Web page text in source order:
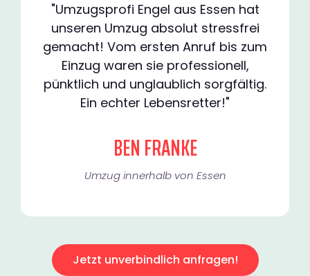
"Umzugsprofi Engel aus Essen hat
unseren Umzug absolut stressfrei
gemacht! Vom ersten Anruf bis zum
Einzug waren sie professionell,
pünktlich und unglaublich sorgfältig.
Ein echter Lebensretter!"
BEN FRANKE
Umzug innerhalb von Essen​
Jetzt unverbindlich anfragen!